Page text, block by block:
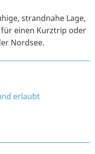
strandnahe Lage,
einen Kurztrip oder
Nordsee.
erlaubt